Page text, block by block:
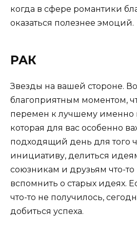
когда в сфере романтики
оказаться полезнее эмоций.
РАК
Звезды на вашей стороне.
благоприятным моментом,
перемен к лучшему именно
которая для вас особенно
подходящий день для того
инициативу, делиться
союзникам и друзьям что-
вспомнить о старых идеях.
что-то не получилось,
добиться успеха.